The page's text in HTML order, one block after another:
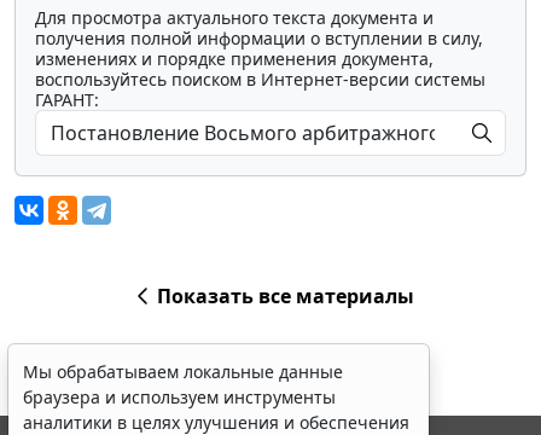
Для просмотра актуального текста документа и
получения полной информации о вступлении в силу,
изменениях и порядке применения документа,
воспользуйтесь поиском в Интернет-версии системы
ГАРАНТ:
Показать все материалы
Мы обрабатываем локальные данные
браузера и используем инструменты
аналитики в целях улучшения и обеспечения